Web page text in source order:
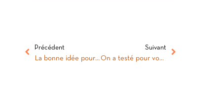
Précédent
La bonne idée pour occuper vos weekends en famille : le Géocaching !
Suivant
On a testé pour vous : Jeu de Piste “Vieux Lyon” en famille (par HdA – Histoires d’Anniversaire)